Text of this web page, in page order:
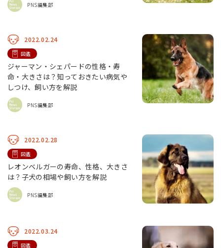
PNS編集部
2022.02.24
図鑑
ジャーマン・シェパードの性格・寿
命・大きさは？知っておきたい病気や
しつけ、飼い方を解説
PNS編集部
2022.02.28
図鑑
レオンベルガーの寿命、性格、大きさ
は？子犬の相場や飼い方を解説
PNS編集部
2022.03.24
図鑑